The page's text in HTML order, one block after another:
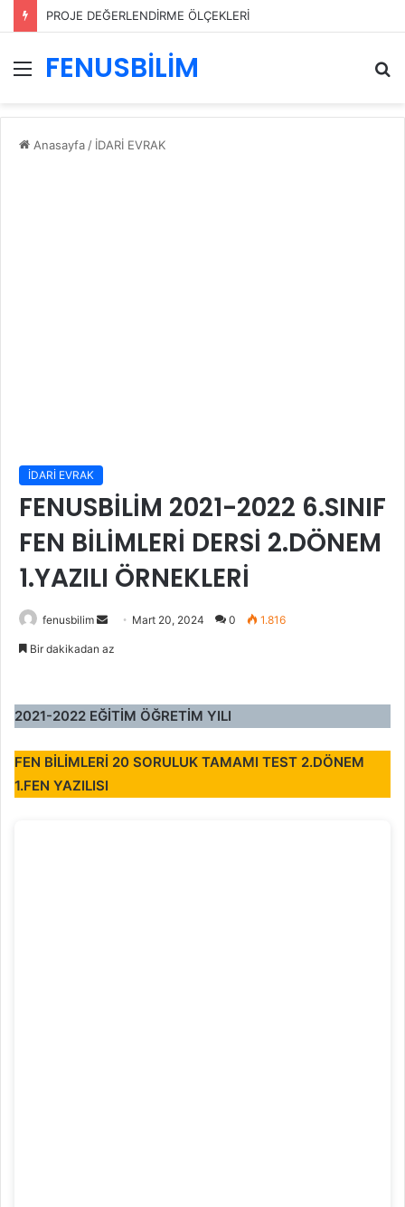
PROJE DEĞERLENDİRME ÖLÇEKLERİ
Menü
FENUSBİLİM
...
Anasayfa / İDARİ EVRAK
İDARİ EVRAK
FENUSBİLİM 2021-2022 6.SINIF
FEN BİLİMLERİ DERSİ 2.DÖNEM
1.YAZILI ÖRNEKLERİ
fenusbilim
Bir
Mart 20, 2024 0 1.816
Bir dakikadan az
2021-2022 EĞİTİM ÖĞRETİM YILI
FEN BİLİMLERİ 20 SORULUK TAMAMI TEST 2.DÖNEM
1.FEN YAZILISI